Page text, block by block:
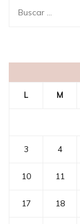
Buscar:
L M
3 4
10 11
17 18